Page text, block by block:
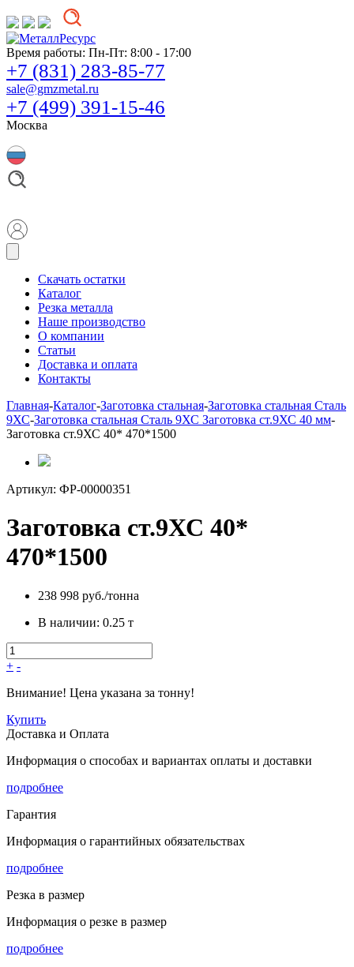
Время работы: Пн-Пт: 8:00 - 17:00
+7 (831) 283-85-77
sale@gmzmetal.ru
+7 (499) 391-15-46
Москва
Скачать остатки
Каталог
Резка металла
Наше производство
О компании
Статьи
Доставка и оплата
Контакты
Главная-Каталог-Заготовка стальная-Заготовка стальная Сталь
9ХС-Заготовка стальная Сталь 9ХС Заготовка ст.9ХС 40 мм-
Заготовка ст.9ХС 40* 470*1500
Артикул: ФР-00000351
Заготовка ст.9ХС 40*
470*1500
238 998 руб./тонна
В наличии: 0.25 т
+ -
Внимание! Цена указана за тонну!
Купить
Доставка и Оплата
Информация о способах и вариантах оплаты и доставки
подробнее
Гарантия
Информация о гарантийных обязательствах
подробнее
Резка в размер
Информация о резке в размер
подробнее